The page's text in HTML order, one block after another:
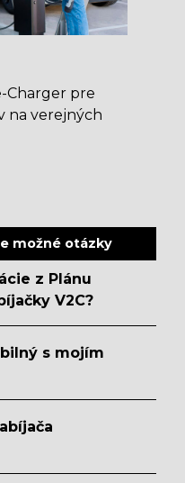
Charger pre
na verejných
možné otázky
z Plánu
V2C?
s mojím